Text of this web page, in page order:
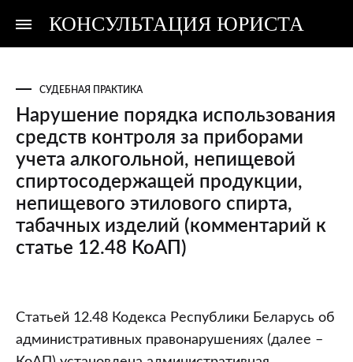
КОНСУЛЬТАЦИЯ ЮРИСТА
Консультация
Консультация
СУДЕБНАЯ ПРАКТИКА
Нарушение порядка использования
средств контроля за приборами
учета алкогольной, непищевой
спиртосодержащей продукции,
непищевого этилового спирта,
табачных изделий (комментарий к
статье 12.48 КоАП)
Нарушение
порядка
Статьей 12.48 Кодекса Республики Беларусь об
административных правонарушениях (далее –